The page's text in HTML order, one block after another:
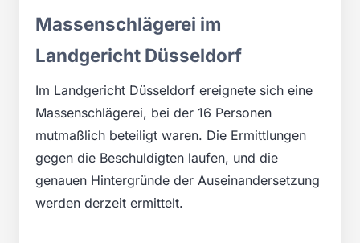
Massenschlägerei im
Landgericht Düsseldorf
Im Landgericht Düsseldorf ereignete sich eine
Massenschlägerei, bei der 16 Personen
mutmaßlich beteiligt waren. Die Ermittlungen
gegen die Beschuldigten laufen, und die
genauen Hintergründe der Auseinandersetzung
werden derzeit ermittelt.